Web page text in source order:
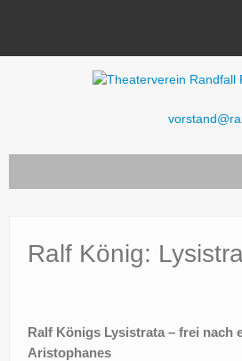
Stücke
Rechtliches
Ralf König:
Ralf Königs Lysistrata – frei nach
Aristophanes